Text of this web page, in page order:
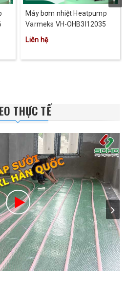
Máy bơm nhiệt Heatpump
Varmeks VH-OHB3I12035
Liên hệ
THỰC TẾ